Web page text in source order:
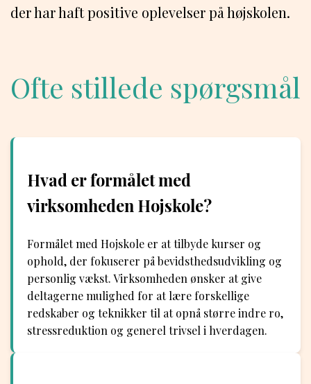
der har haft positive oplevelser på højskolen.
Ofte stillede spørgsmål
Hvad er formålet med
virksomheden Hojskole?
Formålet med Hojskole er at tilbyde kurser og
ophold, der fokuserer på bevidsthedsudvikling og
personlig vækst. Virksomheden ønsker at give
deltagerne mulighed for at lære forskellige
redskaber og teknikker til at opnå større indre ro,
stressreduktion og generel trivsel i hverdagen.